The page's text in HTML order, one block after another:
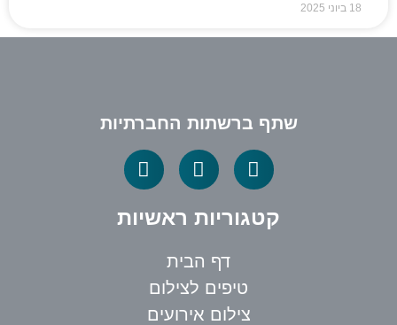
18 ביוני 2025
שתף ברשתות החברתיות
קטגוריות ראשיות
דף הבית
טיפים לצילום
צילום אירועים